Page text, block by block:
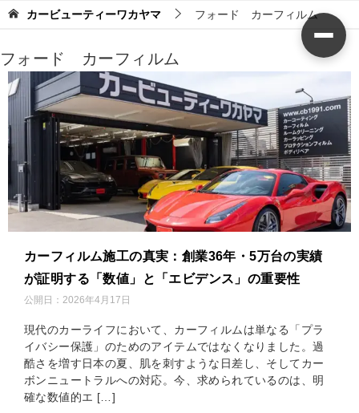
カービューティーワカヤマ フォード カーフィルム
フォード カーフィルム
カーフィルム施工の真実：創業36年・5万台の実績
が証明する「数値」と「エビデンス」の重要性
公開日： 2026年4月17日
現代のカーライフにおいて、カーフィルムは単なる「プラ
イバシー保護」のためのアイテムではなくなりました。過
酷さを増す日本の夏、肌を刺すような日差し、そしてカー
ボンニュートラルへの対応。今、求められているのは、明
確な数値的エ […]